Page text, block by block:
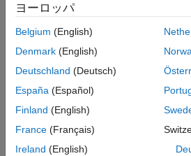
オフ
1 次元インデックスを使用するコー
値です。
N 次元インデックスを使用するコード
プログラムでの使用
プロパティ:
ヨーロッパ
Belgium (English)
Denmark (English)
Deutschland (Deutsch)
España (Español)
Finland (English)
France (Français)
Ireland (English)